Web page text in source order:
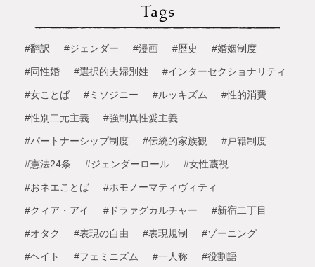
Tags
#翻訳 #ジェンダー #漫画 #歴史 #婚姻制度
#同性婚 #選択的夫婦別姓 #インターセクショナリティ
#女ことば #ミソジニー #ルッキズム #性的消費
#性別二元主義 #強制異性愛主義
#パートナーシップ制度 #伝統的家族観 #戸籍制度
#憲法24条 #ジェンダーロール #女性蔑視
#おネエことば #ホモノーマティヴィティ
#クィア・アイ #ドラァグカルチャー #新宿二丁目
#オタク #表現の自由 #表現規制 #ゾーニング
#ヘイト #フェミニズム #一人称 #役割語